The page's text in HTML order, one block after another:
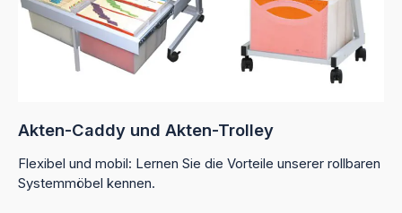
Akten-Caddy und Akten-Trolley
Flexibel und mobil: Lernen Sie die Vorteile unserer rollbaren
Systemmöbel kennen.